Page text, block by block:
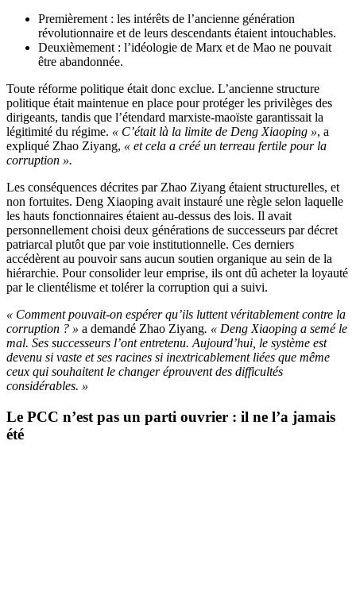
Premièrement : les intérêts de l’ancienne génération
révolutionnaire et de leurs descendants étaient intouchables.
Deuxièmement : l’idéologie de Marx et de Mao ne pouvait
être abandonnée.
Toute réforme politique était donc exclue. L’ancienne structure
politique était maintenue en place pour protéger les privilèges des
dirigeants, tandis que l’étendard marxiste-maoïste garantissait la
légitimité du régime. « C’était là la limite de Deng Xiaoping », a
expliqué Zhao Ziyang, « et cela a créé un terreau fertile pour la
corruption ».
Les conséquences décrites par Zhao Ziyang étaient structurelles, et
non fortuites. Deng Xiaoping avait instauré une règle selon laquelle
les hauts fonctionnaires étaient au-dessus des lois. Il avait
personnellement choisi deux générations de successeurs par décret
patriarcal plutôt que par voie institutionnelle. Ces derniers
accédèrent au pouvoir sans aucun soutien organique au sein de la
hiérarchie. Pour consolider leur emprise, ils ont dû acheter la loyauté
par le clientélisme et tolérer la corruption qui a suivi.
« Comment pouvait-on espérer qu’ils luttent véritablement contre la
corruption ? » a demandé Zhao Ziyang. « Deng Xiaoping a semé le
mal. Ses successeurs l’ont entretenu. Aujourd’hui, le système est
devenu si vaste et ses racines si inextricablement liées que même
ceux qui souhaitent le changer éprouvent des difficultés
considérables. »
Le PCC n’est pas un parti ouvrier : il ne l’a jamais
été